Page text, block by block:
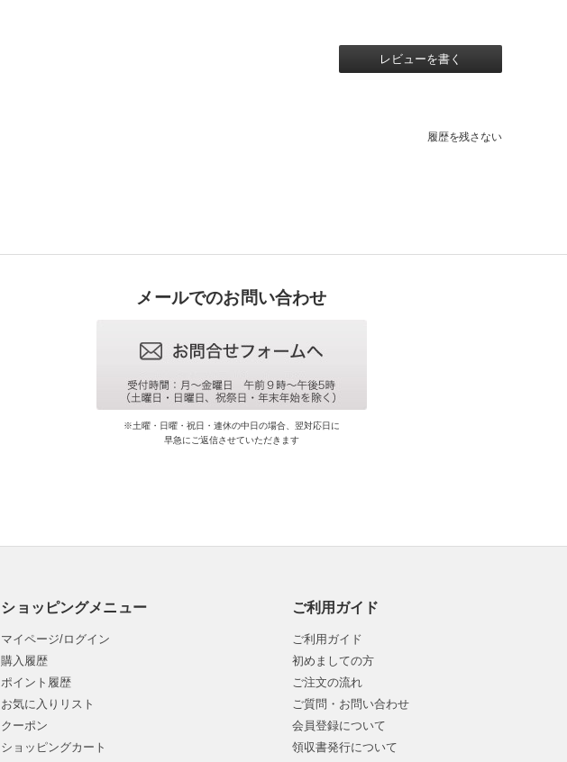
レビューを書く
履歴を残さない
メールでのお問い合わせ
※土曜・日曜・祝日・連休の中日の場合、翌対応日に
早急にご返信させていただきます
ショッピングメニュー
マイページ/ログイン
購入履歴
ポイント履歴
お気に入りリスト
クーポン
ショッピングカート
ご利用ガイド
ご利用ガイド
初めましての方
ご注文の流れ
ご質問・お問い合わせ
会員登録について
領収書発行について